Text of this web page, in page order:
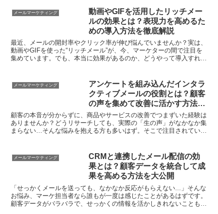
メールマーケティング
動画やGIFを活用したリッチメー
ルの効果とは？表現力を高めるた
めの導入方法を徹底解説
最近、メールの開封率やクリック率が伸び悩んでいませんか？実は、
動画やGIFを使った“リッチメール”が、今、マーケターの間で注目を
集めています。でも、本当に効果があるのか、どうやって導入すれば
メールマーケティング
アンケートを組み込んだインタラ
クティブメールの役割とは？顧客
の声を集めて改善に活かす方法を
徹底解説
顧客の本音が分からずに、商品やサービスの改善でつまずいた経験は
ありませんか？どうリサーチしても、実際の「生の声」がなかなか集
まらない…そんな悩みを抱える方も多いはず。そこで注目されている
メールマーケティング
CRMと連携したメール配信の効
果とは？顧客データを統合して成
果を高める方法を大公開
「せっかくメールを送っても、なかなか反応がもらえない...」そんな
お悩み、マーケ担当者なら誰もが一度は感じたことがあるはずです。
顧客データがバラバラで、せっかくの情報を活かしきれないことも多